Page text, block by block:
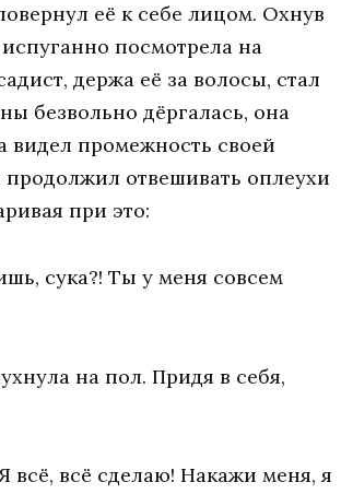
её к себе лицом. Охнув
посмотрела на
держа её за волосы, стал
безвольно дёргалась, она
видел промежность своей
отвешивать оплеухи
при это:
сука?! Ты у меня совсем
на пол. Придя в себя,
всё, всё сделаю! Накажи меня, я